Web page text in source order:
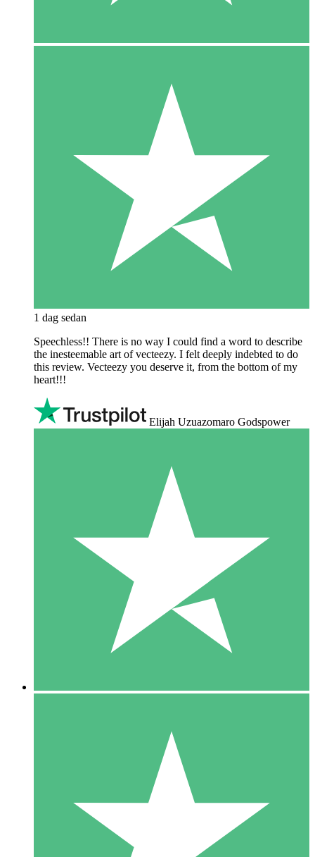
1 dag sedan
Speechless!! There is no way I could find a word to describe
the inesteemable art of vecteezy. I felt deeply indebted to do
this review. Vecteezy you deserve it, from the bottom of my
heart!!!
Elijah Uzuazomaro Godspower